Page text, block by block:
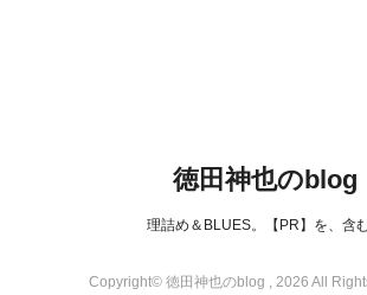
徳田神也のblog
理詰め＆BLUES。【PR】を、含む
Copyright© 徳田神也のblog , 2026 All